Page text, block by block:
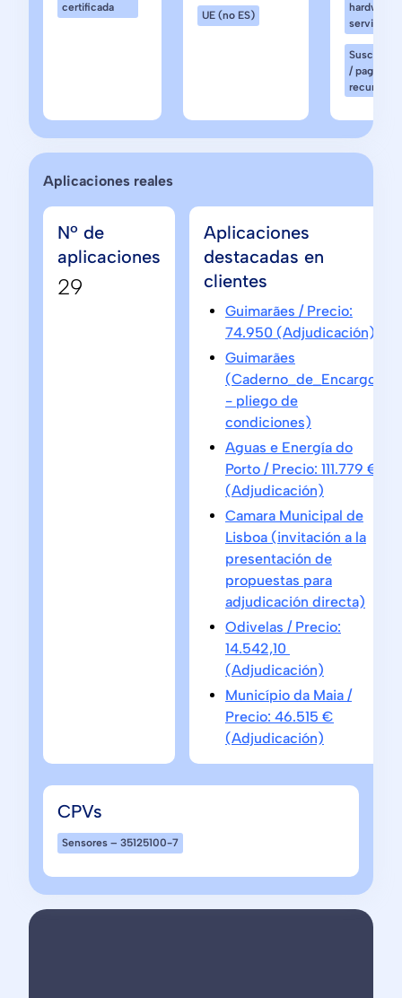
certificada
UE (no ES)
hardware y
servicios
/ pago
recurrente
Aplicaciones reales
Nº de
aplicaciones
29
Aplicaciones
destacadas en
clientes
Guimarães / Precio:
74.950 (Adjudicación)
Guimarães
(Caderno_de_Encargos
- pliego de
condiciones)
Aguas e Energía do
Porto / Precio: 111.779 €
(Adjudicación)
Camara Municipal de
Lisboa (invitación a la
presentación de
propuestas para
adjudicación directa)
Odivelas / Precio:
14.542,10
(Adjudicación)
Município da Maia /
Precio: 46.515 €
(Adjudicación)
CPVs
Sensores – 35125100-7